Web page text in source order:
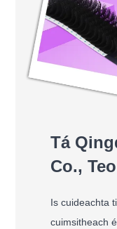
Tá
Co.,
Is cuideachta
cuimsitheach